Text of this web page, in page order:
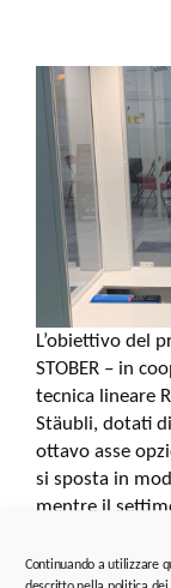
Continuando a utilizzare
L’obiettivo del
STOBER – in
tecnica lineare
Stäubli, dotati
ottavo asse
si sposta in
mentre il
robot diventa